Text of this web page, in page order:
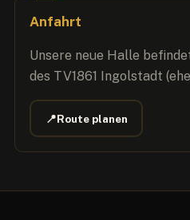
Anfahrt
Unsere neue Halle
des TV1861 Ingolstadt
📍Route planen